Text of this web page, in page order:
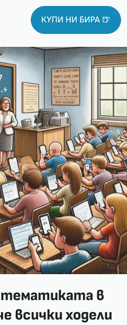
КУПИ НИ БИРА 🍺
в
всички ходели